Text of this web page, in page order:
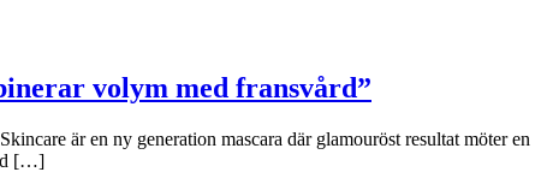
volym med fransvård”
är en ny generation mascara där glamouröst resultat möter en
[…]